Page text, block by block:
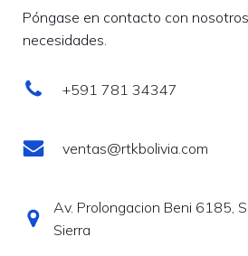
Póngase en contacto con
necesidades.
+591 781 34347
ventas@rtkbolivia.com
Av. Prolongacion Beni 6185,
Sierra